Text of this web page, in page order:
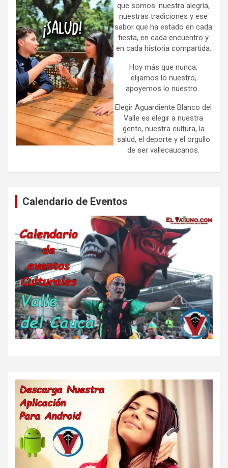
que somos: nuestra alegría,
nuestras tradiciones y ese
sabor que ha estado en cada
fiesta, en cada encuentro y
en cada historia compartida.
Hoy más que nunca,
elijamos lo nuestro,
apoyemos lo nuestro.
Elegir Aguardiente Blanco del
Valle es elegir a nuestra
gente, nuestra cultura, la
salud, el deporte y el orgullo
de ser vallecaucanos.
Calendario de Eventos